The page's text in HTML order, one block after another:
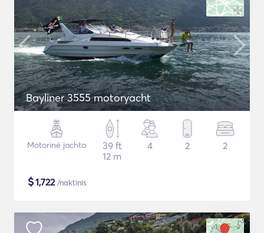
Bayliner 3555 motoryacht
Motorinė jachta
39 ft
12 m
4 2 2
$1,722/naktinis